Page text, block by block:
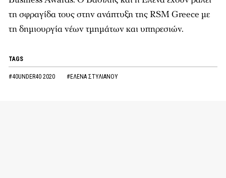
τη σφραγίδα τους στην ανάπτυξη της RSM Greece με
τη δημιουργία νέων τμημάτων και υπηρεσιών.
TAGS
#40UNDER40 2020 #ΕΛΕΝΑ ΣΤΥΛΙΑΝΟΥ